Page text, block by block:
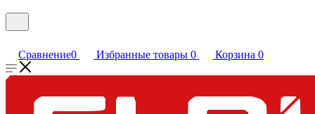
Сравнение0 Избранные товары 0 Корзина 0